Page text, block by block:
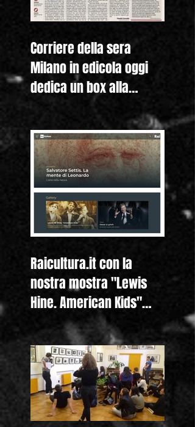
Corriere della sera
Milano in edicola oggi
dedica un box alla
nostra mostra "Lewis
Hine. Americ
Raicultura.it con la
nostra mostra "Lewis
Hine. American Kids"
anche nella homepage